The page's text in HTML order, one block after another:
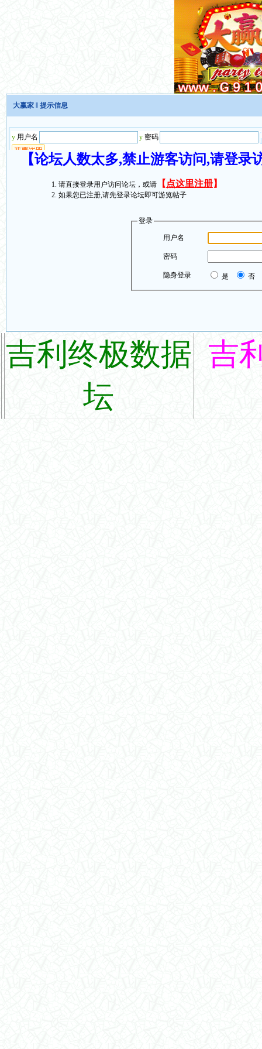
大赢家 ‖ 提示信息
【论坛人数太多,禁止游客访问,请登
请直接登录用户访问论坛，或请 【 点这里注册】
如果您已注册,请先登录论坛即可游览帖子
登录
用户名
密码
隐身登录 是 否
吉利终极数据
坛
吉